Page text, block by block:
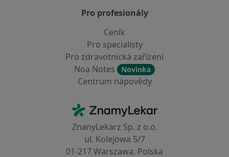
Pro profesionály
Ceník
Pro specialisty
Pro zdravotnická zařízení
Noa Notes
Novinka
Centrum nápovědy
ZnamyLekar - Hlavní stránka
ZnanyLekarz Sp. z o.o.
ul. Kolejowa 5/7
01-217 Warszawa, Polska